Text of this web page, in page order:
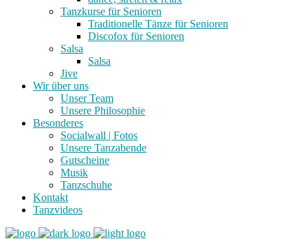
Tanzkurse für Senioren
Traditionelle Tänze für Senioren
Discofox für Senioren
Salsa
Salsa
Jive
Wir über uns
Unser Team
Unsere Philosophie
Besonderes
Socialwall | Fotos
Unsere Tanzabende
Gutscheine
Musik
Tanzschuhe
Kontakt
Tanzvideos